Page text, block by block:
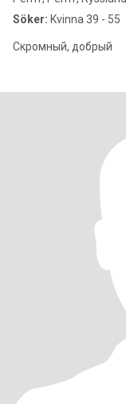
Söker: Kvinna 39 - 55
Скромный, добрый